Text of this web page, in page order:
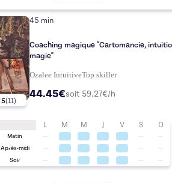
5(11)
45 min
Coaching magique "Cartomancie,
magie"
Ozalee IntuitiveTopskiller
44.45€soit 59.27€/h
L M M J V S D
Matin
Après-midi
Soir